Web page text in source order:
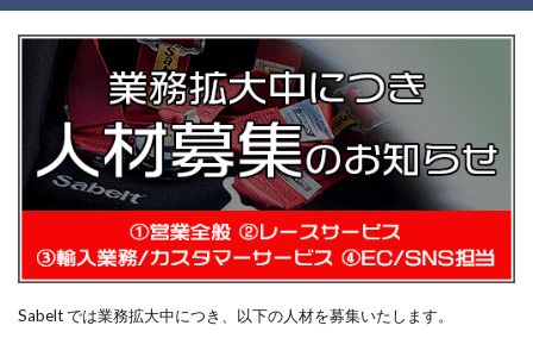
Sabelt では業務拡大中につき、以下の人材を募集いたします。